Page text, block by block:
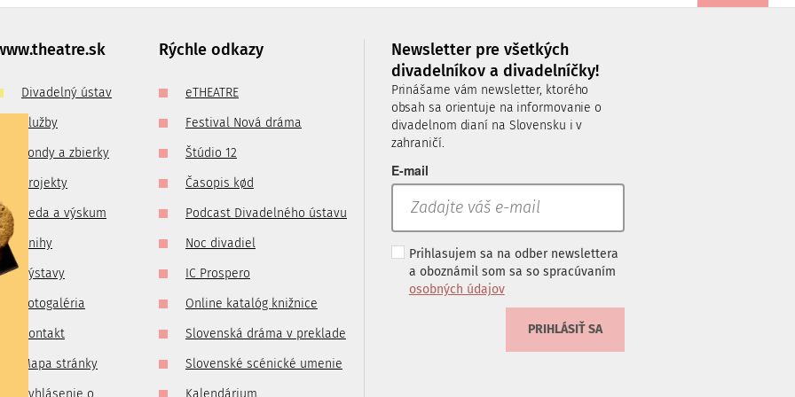
na:
Divadelný ústav
Služby
Fondy a zbierky
Projekty
Veda a výskum
Knihy
Výstavy
Fotogaléria
Kontakt
Mapa stránky
Vyhlásenie o
Rýchle odkazy
eTHEATRE
Festival Nová dráma
Štúdio 12
Časopis kød
Podcast Divadelného ústavu
Noc divadiel
IC Prospero
Online katalóg knižnice
Slovenská dráma v preklade
Slovenské scénické umenie
Kalendárium
Newsletter pre všetkých
divadelníkov a divadelníčky!
Prinášame vám newsletter, ktorého
obsah sa orientuje na informovanie o
divadelnom dianí na Slovensku i v
zahraničí.
E-mail
Prihlasujem sa na odber newslettera
a oboznámil som sa so spracúvaním
osobných údajov
PRIHLÁSIŤ SA